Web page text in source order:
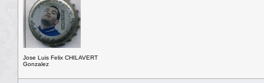
Jose Luis Felix CHILAVERT
Gonzalez